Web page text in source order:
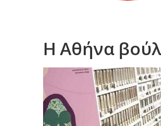
Η Αθήνα